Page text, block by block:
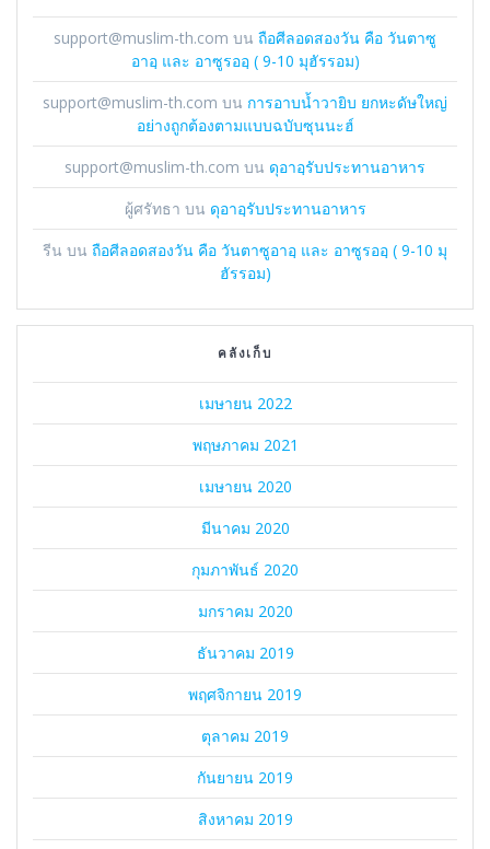
support@muslim-th.com บน ถือศีลอดสองวัน คือ วันตาซู
อาอฺ และ อาซูรออฺ ( 9-10 มุฮัรรอม)
support@muslim-th.com บน การอาบน้ำวายิบ ยกหะดัษใหญ่
อย่างถูกต้องตามแบบฉบับซุนนะฮ์
support@muslim-th.com บน ดุอาอฺรับประทานอาหาร
ผู้ศรัทธา บน ดุอาอฺรับประทานอาหาร
รีน บน ถือศีลอดสองวัน คือ วันตาซูอาอฺ และ อาซูรออฺ ( 9-10 มุ
ฮัรรอม)
คลังเก็บ
เมษายน 2022
พฤษภาคม 2021
เมษายน 2020
มีนาคม 2020
กุมภาพันธ์ 2020
มกราคม 2020
ธันวาคม 2019
พฤศจิกายน 2019
ตุลาคม 2019
กันยายน 2019
สิงหาคม 2019